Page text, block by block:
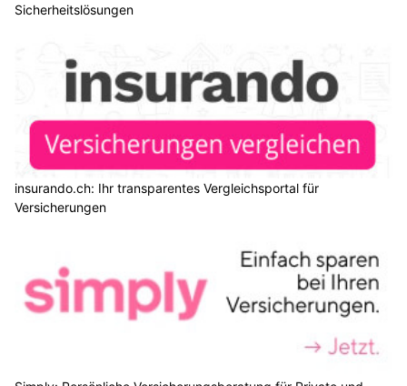
Sicherheitslösungen
insurando.ch: Ihr transparentes Vergleichsportal für
Versicherungen